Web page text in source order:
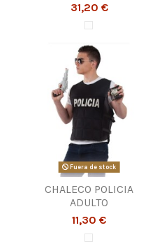
31,20 €
Fuera de stock
CHALECO POLICIA
ADULTO
11,30 €